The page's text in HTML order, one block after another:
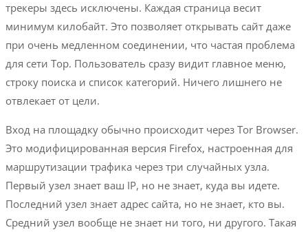
трекеры здесь исключены. Каждая страница весит
минимум килобайт. Это позволяет открывать сайт даже
при очень медленном соединении, что частая проблема
для сети Тор. Пользователь сразу видит главное меню,
строку поиска и список категорий. Ничего лишнего не
отвлекает от цели.
Вход на площадку обычно происходит через Tor Browser.
Это модифицированная версия Firefox, настроенная для
маршрутизации трафика через три случайных узла.
Первый узел знает ваш IP, но не знает, куда вы идете.
Последний узел знает адрес сайта, но не знает, кто вы.
Средний узел вообще не знает ни того, ни другого. Такая